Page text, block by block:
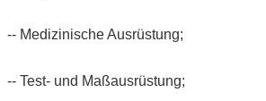
-- Medizinische Ausrüstung;
-- Test- und Maßausrüstung;